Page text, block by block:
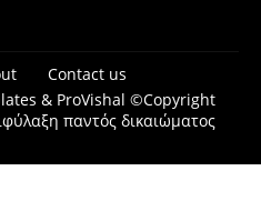
Contact us
& ProVishal ©Copyright
παντός δικαιώματος